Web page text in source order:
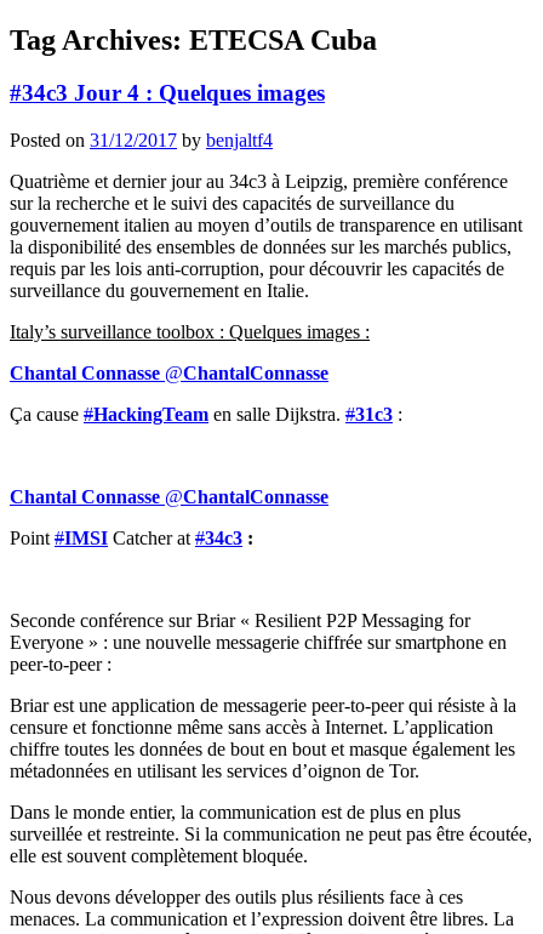
Tag Archives: ETECSA Cuba
#34c3 Jour 4 : Quelques images
Posted on 31/12/2017 by benjaltf4
Quatrième et dernier jour au 34c3 à Leipzig, première conférence
surla recherche et le suivi des capacités de surveillance du
gouvernement italien au moyen d’outils de transparence en utilisant
la disponibilité des ensembles de données sur les marchés publics,
requis par les lois anti-corruption, pour découvrir les capacités de
surveillance du gouvernement en Italie.
Italy’s surveillance toolbox : Quelques images :
Chantal Connasse @ChantalConnasse
Ça cause #HackingTeam en salle Dijkstra. #31c3 :
Chantal Connasse @ChantalConnasse
Point #IMSI Catcher at #34c3 :
Seconde conférence sur Briar « Resilient P2P Messaging for
Everyone » : une nouvelle messagerie chiffrée sur smartphone en
peer-to-peer :
Briar est une application de messagerie peer-to-peer qui résiste à la
censure et fonctionne même sans accès à Internet. L’application
chiffre toutes les données de bout en bout et masque également les
métadonnées en utilisant les services d’oignon de Tor.
Dans le monde entier, la communication est de plus en plus
surveillée et restreinte. Si la communication ne peut pas être écoutée,
elle est souvent complètement bloquée.
Nous devons développer des outils plus résilients face à ces
menaces. La communication et l’expression doivent être libres. La